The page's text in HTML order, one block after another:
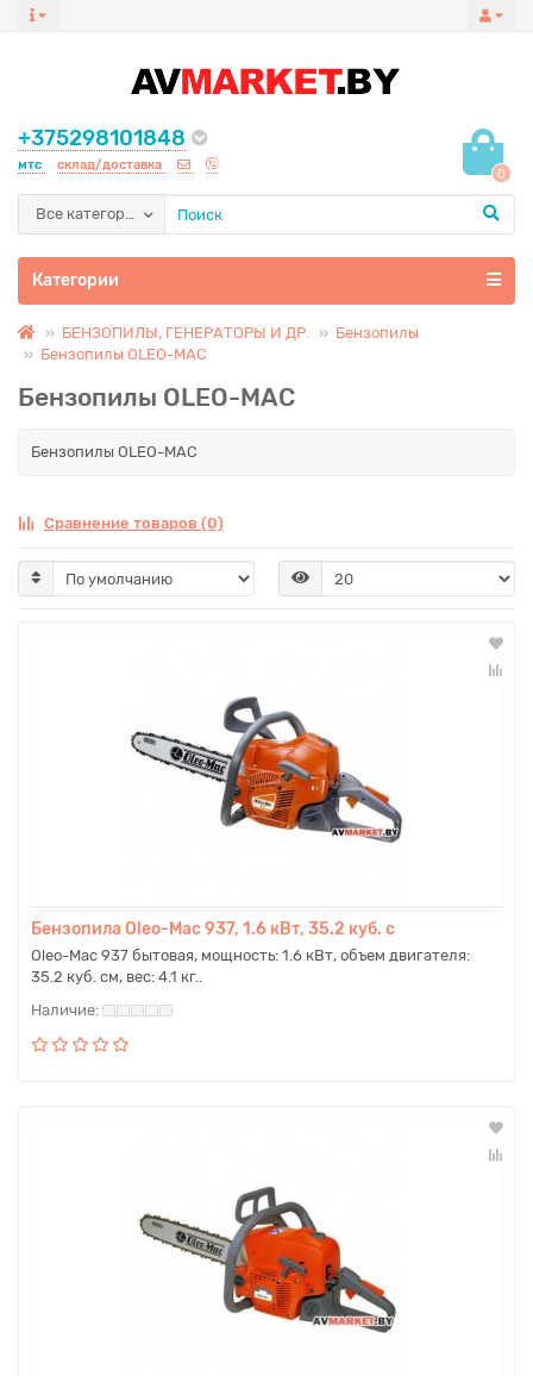
+375298101848
мтс склад/доставка
0
Все категории
Категории
БЕНЗОПИЛЫ, ГЕНЕРАТОРЫ И ДР.
Бензопилы
Бензопилы OLEO-MAC
Бензопилы OLEO-MAC
Бензопилы OLEO-MAC
Сравнение товаров (0)
Бензопила Oleo-Mac 937, 1.6 кВт, 35.2 куб. с
Oleo-Mac 937 бытовая, мощность: 1.6 кВт, объем двигателя:
35.2 куб. см, вес: 4.1 кг..